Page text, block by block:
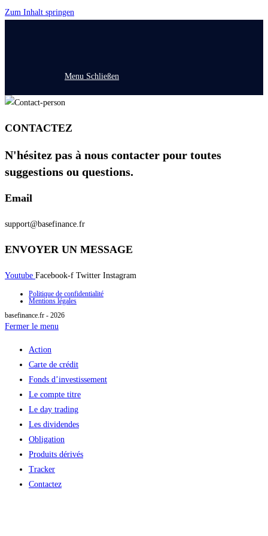
Zum Inhalt springen
Menu Schließen
CONTACTEZ
N'hésitez pas à nous contacter pour toutes
suggestions ou questions.
Email
support@basefinance.fr
ENVOYER UN MESSAGE
Youtube Facebook-f Twitter Instagram
Politique de confidentialité
Mentions légales
basefinance.fr - 2026
Fermer le menu
Action
Carte de crédit
Fonds d’investissement
Le compte titre
Le day trading
Les dividendes
Obligation
Produits dérivés
Tracker
Contactez